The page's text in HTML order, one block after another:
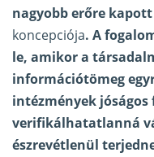
nagyobb erőre
koncepciója. A
le, amikor a
információtömeg
intézmények jóságos
verifikálhatatlanná
észrevétlenül